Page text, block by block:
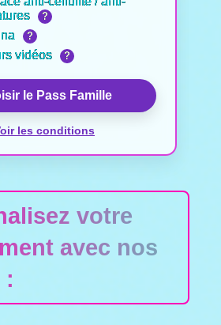
?
?
vidéos ?
le Pass Famille
les conditions
votre
avec nos
: